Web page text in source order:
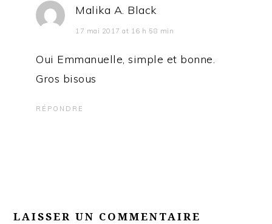
Malika A. Black
17 mai 2017 at 16 h 58 min
Oui Emmanuelle, simple et bonne.
Gros bisous
RÉPONDRE
LAISSER UN COMMENTAIRE